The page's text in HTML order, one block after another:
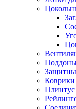
Поддоны
Коврики
Плинтус